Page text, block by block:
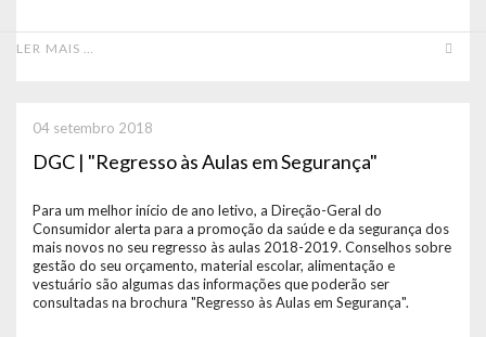
LER MAIS …
DGC | "Regresso às Aulas em Segurança"
04 setembro 2018
Para um melhor início de ano letivo, a Direção-Geral do
Consumidor alerta para a promoção da saúde e da segurança dos
mais novos no seu regresso às aulas 2018-2019. Conselhos sobre
gestão do seu orçamento, material escolar, alimentação e
vestuário são algumas das informações que poderão ser
consultadas na brochura "Regresso às Aulas em Segurança".